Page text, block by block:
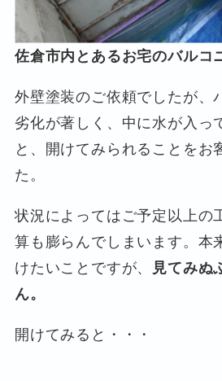
佐倉市内とあるお宅のバルコ
外壁塗装のご依頼でしたが、
劣化が著しく、中に水が入っ
と、開けてみられることをお
た。
状況によってはご予定以上の
算も膨らんでしまいます。本
けたいことですが、
見てみぬ
ん。
開けてみると・・・